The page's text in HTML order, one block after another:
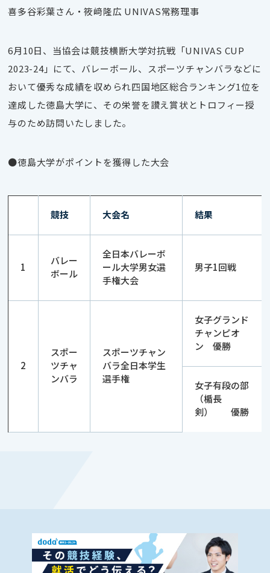
喜多谷彩葉さん・筱﨑隆広 UNIVAS常務理事
6月10日、当協会は競技横断大学対抗戦「UNIVAS CUP
2023-24」にて、バレーボール、スポーツチャンバラなどに
おいて優秀な成績を収められ四国地区総合ランキング1位を
達成した徳島大学に、その栄誉を讃え賞状とトロフィー授
与のため訪問いたしました。
●徳島大学がポイントを獲得した大会
競技 大会名 結果
1
バレー
ボール
全日本バレーボ
ール大学男女選
手権大会
男子1回戦
2
スポー
ツチャ
ンバラ
スポーツチャン
バラ全日本学生
選手権
女子グランド
チャンピオ
ン 優勝
女子有段の部
（楯長
剣） 優勝